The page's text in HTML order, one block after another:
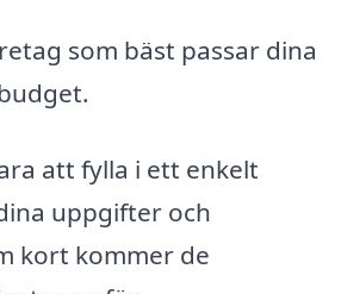
som bäst passar dina
att fylla i ett enkelt
uppgifter och
kort kommer de